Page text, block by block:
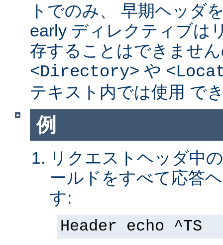
トでのみ、 早期ヘッダ
early ディレクティブは
存することはできませ
<Directory> や
テキスト内では使用 で
例
リクエストヘッダ中
ールドをすべて応答
す:
Header echo ^TS